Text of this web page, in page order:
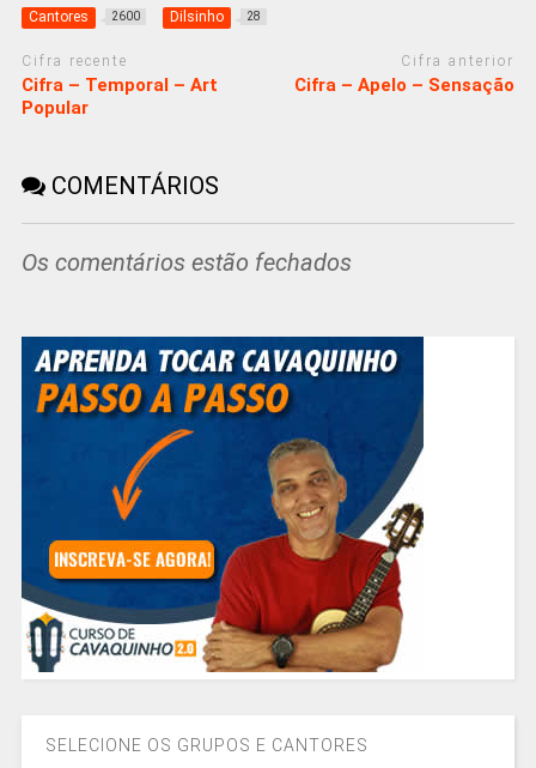
Cantores 2600 Dilsinho 28
Cifra recente
Cifra – Temporal – Art
Popular
Cifra anterior
Cifra – Apelo – Sensação
COMENTÁRIOS
Os comentários estão fechados
SELECIONE OS GRUPOS E CANTORES